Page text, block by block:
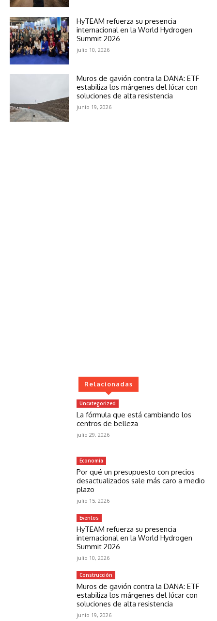
HyTEAM refuerza su presencia
internacional en la World Hydrogen
Summit 2026
julio 10, 2026
Muros de gavión contra la DANA: ETF
estabiliza los márgenes del Júcar con
soluciones de alta resistencia
junio 19, 2026
Relacionadas
Uncategorized
La fórmula que está cambiando los
centros de belleza
julio 29, 2026
Economía
Por qué un presupuesto con precios
desactualizados sale más caro a medio
plazo
julio 15, 2026
Eventos
HyTEAM refuerza su presencia
internacional en la World Hydrogen
Summit 2026
julio 10, 2026
Construcción
Muros de gavión contra la DANA: ETF
estabiliza los márgenes del Júcar con
soluciones de alta resistencia
junio 19, 2026